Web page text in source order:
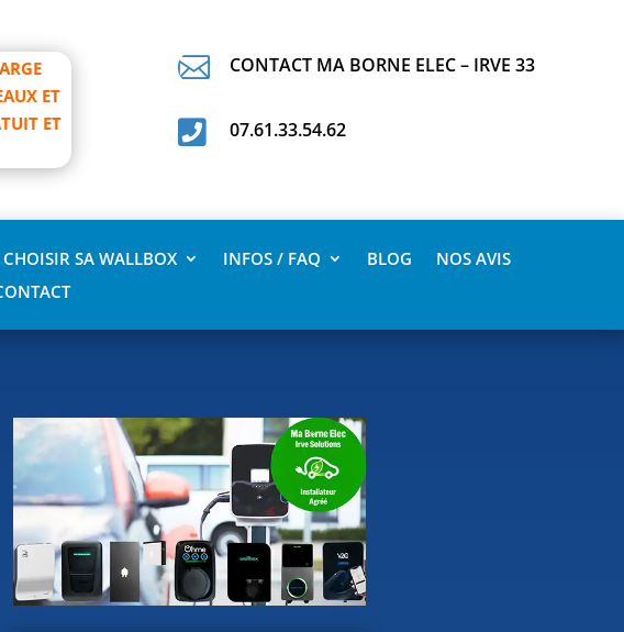
ET
ET
 CONTACT MA BORNE ELEC – IRVE 33
 07.61.33.54.62
SA WALLBOX INFOS / FAQ BLOG
NOS AVIS